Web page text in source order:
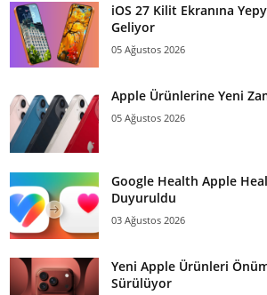
iOS 27 Kilit Ekranına
Geliyor
05 Ağustos 2026
Apple Ürünlerine Yeni
05 Ağustos 2026
Google Health Apple
Duyuruldu
03 Ağustos 2026
Yeni Apple Ürünleri
Sürülüyor